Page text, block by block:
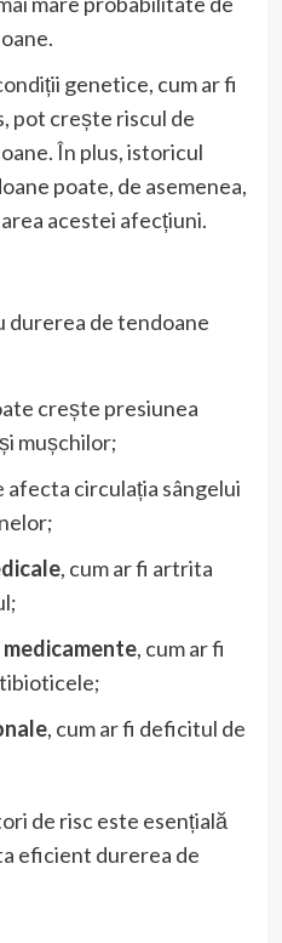
genetice, cum ar fi
pot crește riscul de
În plus, istoricul
poate, de asemenea,
acestei afecțiuni.
durerea de tendoane
crește presiunea
mușchilor;
afecta circulația sângelui
, cum ar fi artrita
, cum ar fi
, cum ar fi deficitul de
de risc este esențială
eficient durerea de